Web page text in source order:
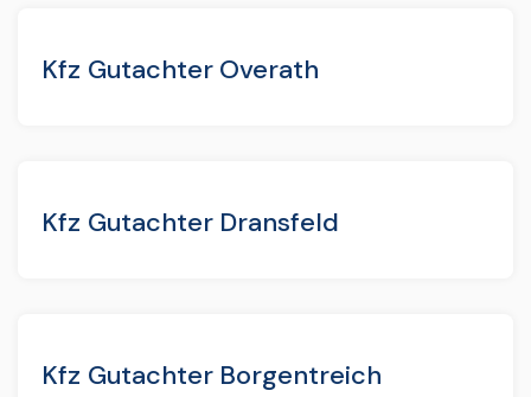
Kfz Gutachter Overath
Kfz Gutachter Dransfeld
Kfz Gutachter Borgentreich